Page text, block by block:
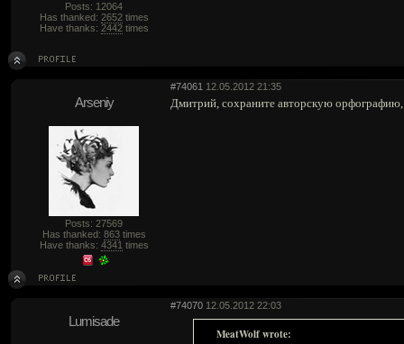
Posts: 12064
Has thanked: 2652times
Have thanks: 2442times
#74061 12.05.2012 21:35
Arseniy
Posts: 27569
Has thanked: 863times
Have thanks: 4341 times
Дмитрий, сохраните авторскую
#74070 12.05.2012 22:03
Lumisade
MeatWolf wrote: